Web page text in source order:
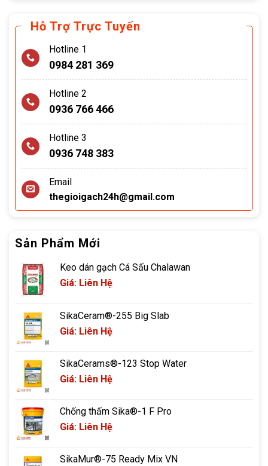
Hỗ Trợ Trực Tuyến
Hotline 1
0984 281 369
Hotline 2
0936 766 466
Hotline 3
0936 748 383
Email
thegioigach24h@gmail.com
Sản Phẩm Mới
Keo dán gạch Cá Sấu Chalawan
Giá: Liên Hệ
SikaCeram®-255 Big Slab
Giá: Liên Hệ
SikaCerams®-123 Stop Water
Giá: Liên Hệ
Chống thấm Sika®-1 F Pro
Giá: Liên Hệ
SikaMur®-75 Ready Mix VN